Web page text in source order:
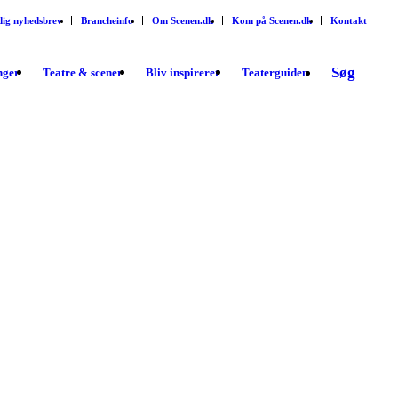
nyhedsbrev Brancheinfo Om Scenen.dk Kom på Scenen.dk Kontakt
Teatre & scener Bliv inspireret Teaterguiden Søg